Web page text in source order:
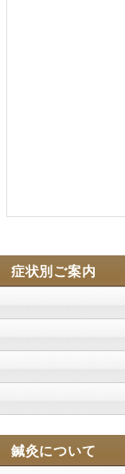
症状別ご案内
鍼灸について